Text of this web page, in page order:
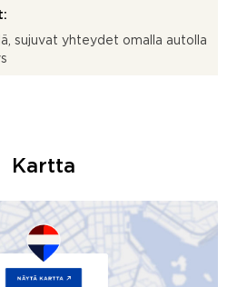
sujuvat yhteydet omalla autolla
Kartta